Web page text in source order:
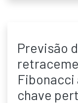
Previsão
chave